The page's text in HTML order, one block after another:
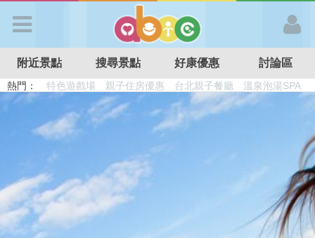
APP登入
首 頁
搜尋景點
好康優惠
附近景點 搜尋景點 好康優惠 討論區
熱門： 溜滑梯民宿 觀光工廠 DIY摘果
日本親子景點
特色遊戲場
親子住房優惠 台北親子餐廳 溫泉泡湯SPA